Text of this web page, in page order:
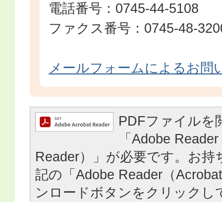
電話番号：0745-44-5108
ファクス番号：0745-48-
メールフォームによるお問
PDFファイルを
「Adobe
Reader）」が必要です。お持
記の「Adobe Reader（
ンロードボタンをクリックし